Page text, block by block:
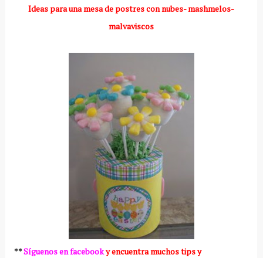
Ideas para una mesa de postres con nubes- mashmelos-
malvaviscos
**Síguenos en facebooky encuentra muchos tips y